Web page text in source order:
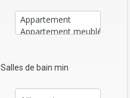
Salles de bain min